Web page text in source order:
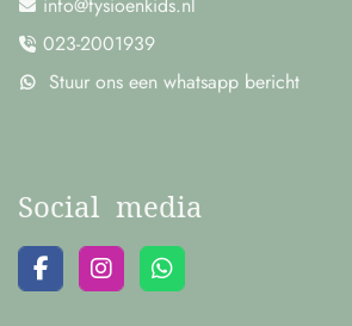
info@fysioenkids.nl
023-2001939
Stuur ons een whatsapp bericht
Social media